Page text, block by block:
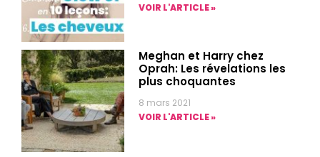
VOIR L'ARTICLE »
Meghan et Harry chez
Oprah: Les révelations les
plus choquantes
8 mars 2021
VOIR L'ARTICLE »